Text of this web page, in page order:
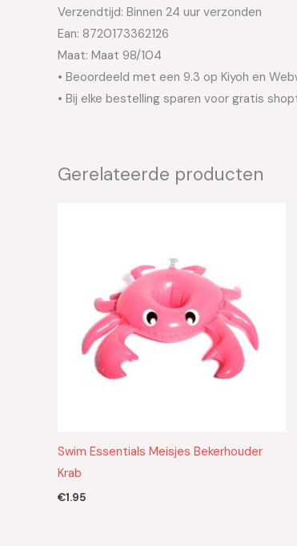
Verzendtijd: Binnen 24 uur verzonden
Ean: 8720173362126
Maat: Maat 98/104
• Beoordeeld met een 9.3 op Kiyoh en
• Bij elke bestelling sparen voor gratis
Gerelateerde producten
Swim Essentials Meisjes Bekerhouder
Krab
€1.95